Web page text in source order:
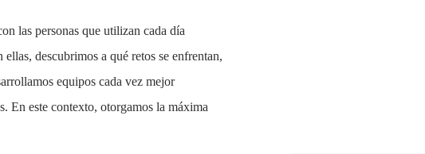
las personas que utilizan cada día
descubrimos a qué retos se enfrentan,
equipos cada vez mejor
En este contexto, otorgamos la máxima